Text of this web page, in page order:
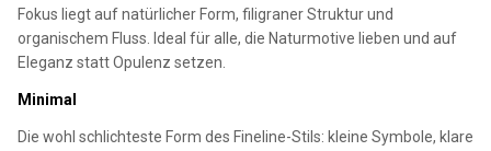
Fokus liegt auf natürlicher Form, filigraner Struktur und
organischem Fluss. Ideal für alle, die Naturmotive lieben und auf
Eleganz statt Opulenz setzen.
Minimal
Die wohl schlichteste Form des Fineline-Stils: kleine Symbole, klare